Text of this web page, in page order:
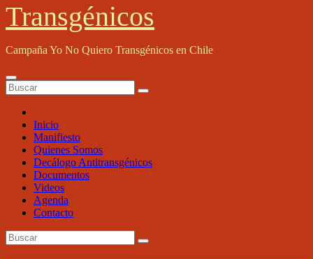
Transgénicos
Campaña Yo No Quiero Transgénicos en Chile
Inicio
Manifiesto
Quienes Somos
Decálogo Antitransgénicos
Documentos
Videos
Agenda
Contacto